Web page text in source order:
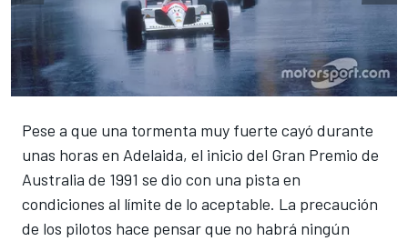
Pese a que una tormenta muy fuerte cayó durante
unas horas en Adelaida, el inicio del Gran Premio de
Australia de 1991 se dio con una pista en
condiciones al límite de lo aceptable. La precaución
de los pilotos hace pensar que no habrá ningún